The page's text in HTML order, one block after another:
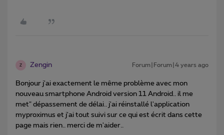
Z Zengin Forum|Forum|4 years ago
Bonjour j'ai exactement le même problème avec mon
nouveau smartphone Android version 11 Android.. il me
met" dépassement de délai.. j'ai réinstallé l'application
myproximus et j'ai tout suivi sur ce qui est écrit dans cette
page mais rien.. merci de m'aider..